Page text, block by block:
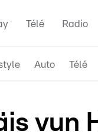
Télé Radio
Auto Télé